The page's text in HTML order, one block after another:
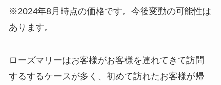
※2024年8月時点の価格です。今後変動の可能性は
あります。
ローズマリーはお客様がお客様を連れてきて訪問
するするケースが多く、初めて訪れたお客様が帰